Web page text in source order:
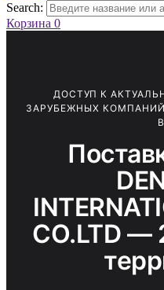
Search:
Корзина 0
ДОСТУП К
ЗАРУБЕЖНЫХ
CO.LTD —